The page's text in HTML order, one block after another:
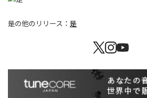
是の他のリリース： 是